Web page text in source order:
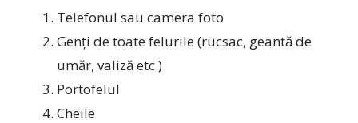
Telefonul sau camera foto
Genți de toate felurile (rucsac, geantă de
umăr, valiză etc.)
Portofelul
Cheile